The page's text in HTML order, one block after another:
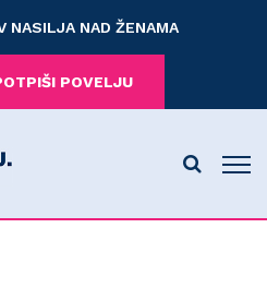
NASILJA NAD ŽENAMA
POVELJU